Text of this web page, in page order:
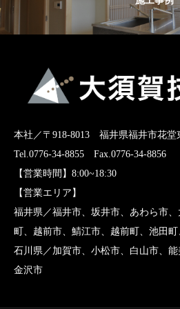
本社／〒918-8013 福井県福井市花堂
Tel.0776-34-8855 Fax.0776-34-8856
【営業時間】8:00~18:30
【営業エリア】
福井県／福井市、坂井市、あわら市
町、越前市、鯖江市、越前町、池田町
石川県／加賀市、小松市、白山市、能
金沢市